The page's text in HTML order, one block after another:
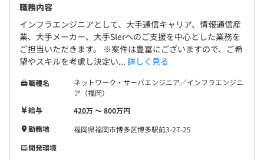
職務内容
インフラエンジニアとして、大手通信キャリア、情報通信産
業、大手メーカー、大手SIerへのご支援を中心とした業務を
ご担当いただきます。 ※案件は豊富にございますので、ご希
望やスキルを考慮し決定い... 詳しく見る
職種名
ネットワーク・サーバエンジニア／インフラエンジニ
ア（福岡）
給与
420万 〜 800万円
勤務地
福岡県福岡市博多区博多駅前3-27-25
開発環境